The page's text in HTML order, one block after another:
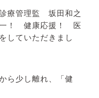
療管理監 坂田和之
一！ 健康応援！ 医
していただきまし
ら少し離れ、「健